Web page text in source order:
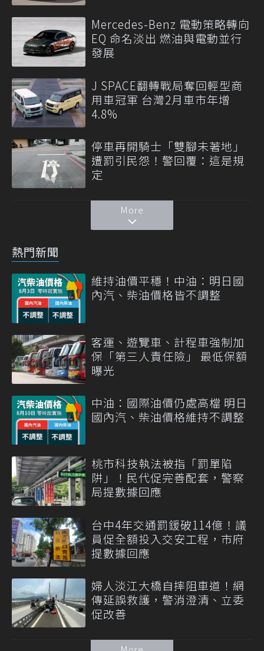
Mercedes-Benz 電動策略轉向
EQ 命名淡出 燃油與電動並行
發展
J SPACE翻轉戰局奪回輕型商
用車冠軍 台灣2月車市年增
4.8%
停車再開騎士「雙腳未著地」
遭罰引民怨！警回覆：這是規
定
More
熱門新聞
維持油價平穩！中油：明日國
內汽、柴油價格皆不調整
客運、遊覽車、計程車強制加
保「第三人責任險」 最低保額
曝光
中油：國際油價仍處高檔 明日
國內汽、柴油價格維持不調整
桃市科技執法被指「罰單陷
阱」！民代促完善配套，警察
局提數據回應
台中4年交通罰鍰破114億！議
員促全額投入交安工程，市府
提數據回應
婦人淡江大橋自摔阻車道！網
傳延誤救護，警消澄清、立委
促改善